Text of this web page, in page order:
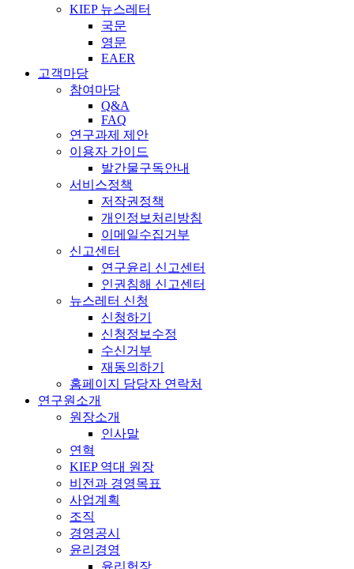
KIEP 뉴스레터
국문
영문
EAER
고객마당
참여마당
Q&A
FAQ
연구과제 제안
이용자 가이드
발간물구독안내
서비스정책
저작권정책
개인정보처리방침
이메일수집거부
신고센터
연구윤리 신고센터
인권침해 신고센터
뉴스레터 신청
신청하기
신청정보수정
수신거부
재동의하기
홈페이지 담당자 연락처
연구원소개
원장소개
인사말
연혁
KIEP 역대 원장
비전과 경영목표
사업계획
조직
경영공시
윤리경영
윤리헌장